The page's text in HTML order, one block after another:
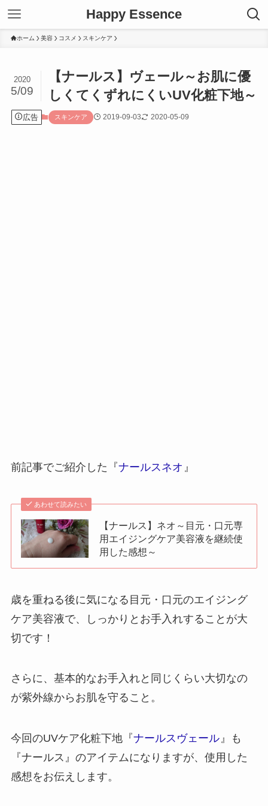
Happy Essence
ホーム 美容 コスメ スキンケア
【ナールス】ヴェール～お肌に優
しくてくずれにくいUV化粧下地～
2020
5/09
広告 スキンケア 2019-09-03 2020-05-09
前記事でご紹介した『ナールスネオ 』
あわせて読みたい
【ナールス】ネオ～目元・口元専
用エイジングケア美容液を継続使
用した感想～
歳を重ねる後に気になる目元・口元のエイジング
ケア美容液で、しっかりとお手入れすることが大
切です！
さらに、基本的なお手入れと同じくらい大切なの
が紫外線からお肌を守ること。
今回のUVケア化粧下地『ナールスヴェール』も
『ナールス』のアイテムになりますが、使用した
感想をお伝えします。